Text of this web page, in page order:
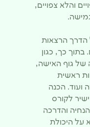
והלא צפויים,
הדרך הרצאות
כך, כגון
של גוף האישה,
ראשית
ועוד. הכנה
לקורס
והדרכה
על היכולת